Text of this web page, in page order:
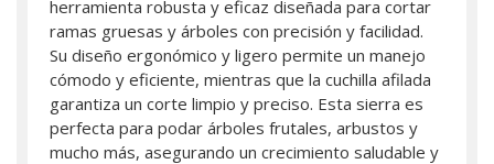
herramienta robusta y eficaz diseñada para cortar
ramas gruesas y árboles con precisión y facilidad.
Su diseño ergonómico y ligero permite un manejo
cómodo y eficiente, mientras que la cuchilla afilada
garantiza un corte limpio y preciso. Esta sierra es
perfecta para podar árboles frutales, arbustos y
mucho más, asegurando un crecimiento saludable y